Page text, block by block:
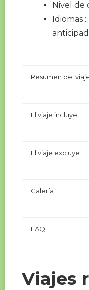
Nivel de
Idiomas
Resumen del viaje
El viaje incluye
El viaje excluye
Galería
FAQ
Viajes